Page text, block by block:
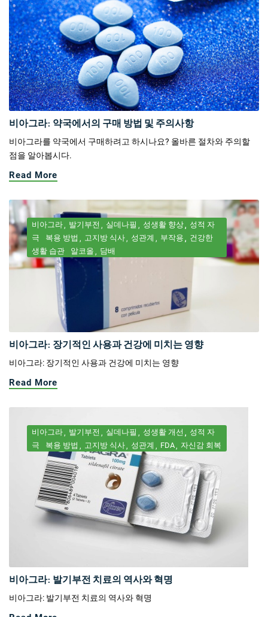
비아그라: 약국에서의 구매 방법 및 주의사항
비아그라를 약국에서 구매하려고 하시나요? 올바른 절차와 주의할
점을 알아봅시다.
Read More
비아그라 발기부전 실데나필 성생활 향상
성적 자
극
복용 방법 고지방 식사 성관계 부작용
건강한
생활 습관
알코올 담배
비아그라: 장기적인 사용과 건강에 미치는 영향
비아그라: 장기적인 사용과 건강에 미치는 영향
Read More
비아그라 발기부전 실데나필 성생활 개선
성적 자
극
복용 방법 고지방 식사 성관계 FDA 자신감 회복
비아그라: 발기부전 치료의 역사와 혁명
비아그라: 발기부전 치료의 역사와 혁명